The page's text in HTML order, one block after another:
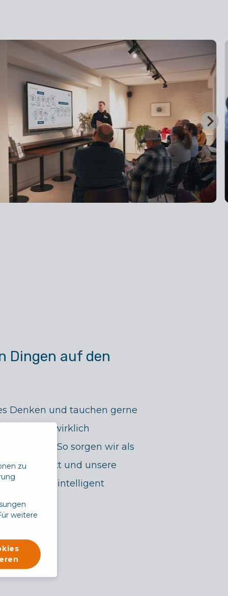
Dingen auf den
Denken und tauchen gerne
ein, bis wir wirklich
So sorgen wir als
Produkt und unsere
und intelligent
zu
weitere